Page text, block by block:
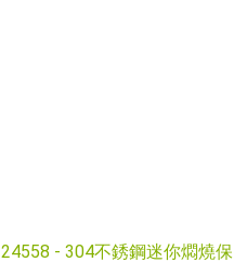
24558 - 304不銹鋼迷你燜燒保